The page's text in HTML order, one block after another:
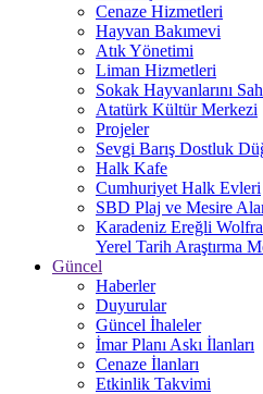
Cenaze Hizmetleri
Hayvan Bakımevi
Atık Yönetimi
Liman Hizmetleri
Sokak Hayvanlarını
Atatürk Kültür Merkezi
Projeler
Sevgi Barış Dostluk
Halk Kafe
Cumhuriyet Halk Evleri
SBD Plaj ve Mesire
Karadeniz Ereğli
Yerel Tarih Araştırma
Güncel
Haberler
Duyurular
Güncel İhaleler
İmar Planı Askı İlanları
Cenaze İlanları
Etkinlik Takvimi